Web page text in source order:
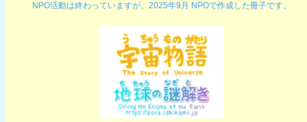
NPO活動は終わっていますが、2025年9月 NPOで作成した冊子です。